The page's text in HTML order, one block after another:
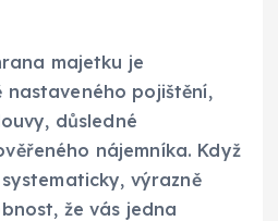
majetku je
nastaveného pojištění,
důsledné
nájemníka. Když
výrazně
že vás jedna